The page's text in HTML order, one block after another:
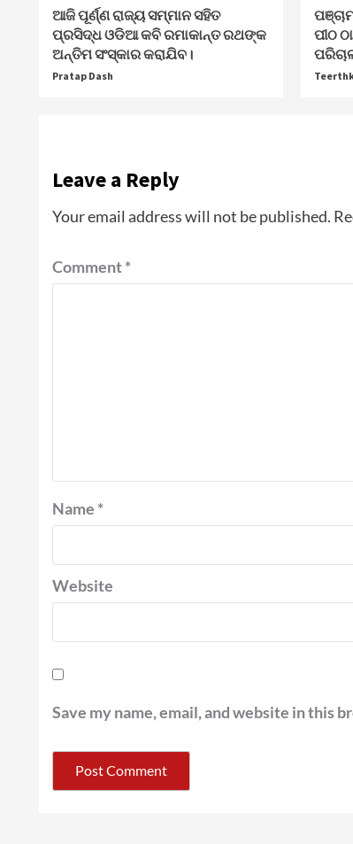
ଆଜି ପୂର୍ଣ୍ଣ ରାଜ୍ୟ ସମ୍ମାନ ସହିତ
ପ୍ରସିଦ୍ଧ ଓଡିଆ କବି ରମାକାନ୍ତ ରଥଙ୍କ
ଅନ୍ତିମ ସଂସ୍କାର କରାଯିବ।
Pratap Dash
ପୀଠ
Leave a Reply
Your email address will not be published.
Comment*
Name *
Website
Save my name, email, and website in this